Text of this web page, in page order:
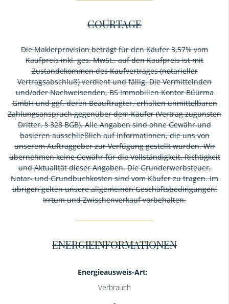
COURTAGE
Die Maklerprovision beträgt für den Käufer 3,57% vom
Kaufpreis inkl. ges. MwSt.. auf den Kaufpreis ist mit
Zustandekommen des Kaufvertrages (notarieller
Vertragsabschluß) verdient und fällig. Die Vermittelnden
und/oder Nachweisenden, BS Immobilien Kontor Büürma
GmbH und ggf. deren Beauftragter, erhalten unmittelbaren
Zahlungsanspruch gegenüber dem Käufer (Vertrag zugunsten
Dritter, § 328 BGB). Alle Angaben sind ohne Gewähr und
basieren ausschließlich auf Informationen, die uns von
unserem Auftraggeber zur Verfügung gestellt wurden. Wir
übernehmen keine Gewähr für die Vollständigkeit, Richtigkeit
und Aktualität dieser Angaben. Die Grunderwerbsteuer,
Notar- und Grundbuchkosten sind vom Käufer zu tragen. Im
übrigen gelten unsere allgemeinen Geschäftsbedingungen.
Irrtum und Zwischenverkauf vorbehalten.
ENERGIEINFORMATIONEN
Energieausweis-Art:
Verbrauch